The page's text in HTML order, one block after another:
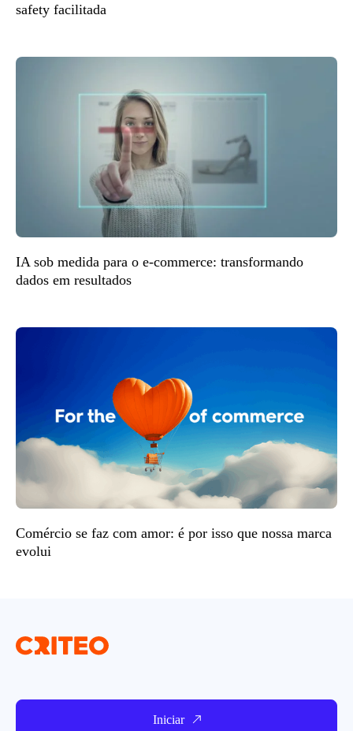
safety facilitada
IA sob medida para o e-commerce: transformando
dados em resultados
Comércio se faz com amor: é por isso que nossa marca
evolui
Iniciar